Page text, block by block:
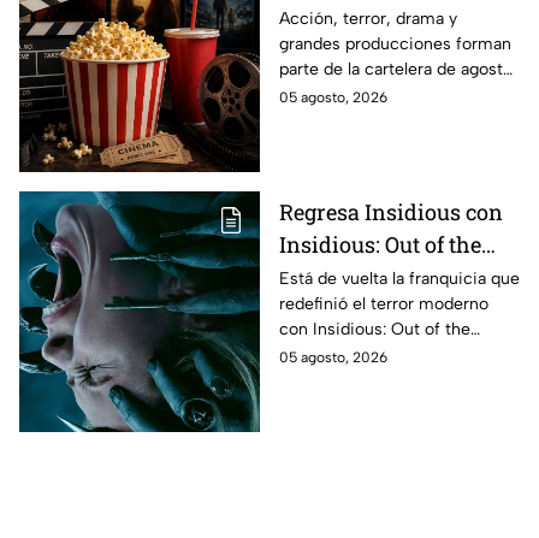
El Final de la Calle Oak
con Anne Hathaway.
Esta es la lista
completa de los
México
Acción, terror, drama y
grandes producciones forman
parte de la cartelera de agosto
en México.
05 agosto, 2026
Regresa Insidious con
Insidious: Out of the
Further; esto revela el
aterrador primer tráiler
Está de vuelta la franquicia que
redefinió el terror moderno
con Insidious: Out of the
Further. Te contamos todo lo
05 agosto, 2026